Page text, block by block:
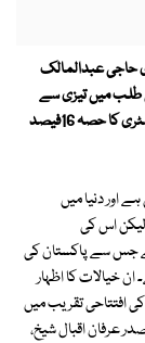
حاجی عبدالمالک
طلب میں تیزی سے
اضافہ ہو رہا ہے اور دنیا کی مجموعی تجارت میں حلال فوڈ انڈسٹری کا حصہ 16فیصد
اور دنیا میں
اس کی
جس سے پاکستان کی
خیالات کا اظہار
انہوں نے لاہور چیمبر کی حلال فوڈز ایکسپورٹرز کانفرنس 2013 کی افتتاحی تقریب میں
عرفان اقبال شیخ،